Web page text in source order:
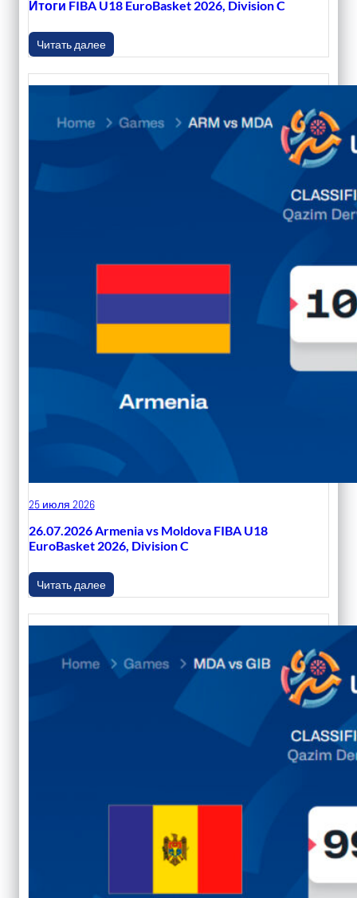
Итоги FIBA U18 EuroBasket 2026, Division C
Читать далее
25 июля 2026
26.07.2026 Armenia vs Moldova FIBA U18
EuroBasket 2026, Division C
Читать далее